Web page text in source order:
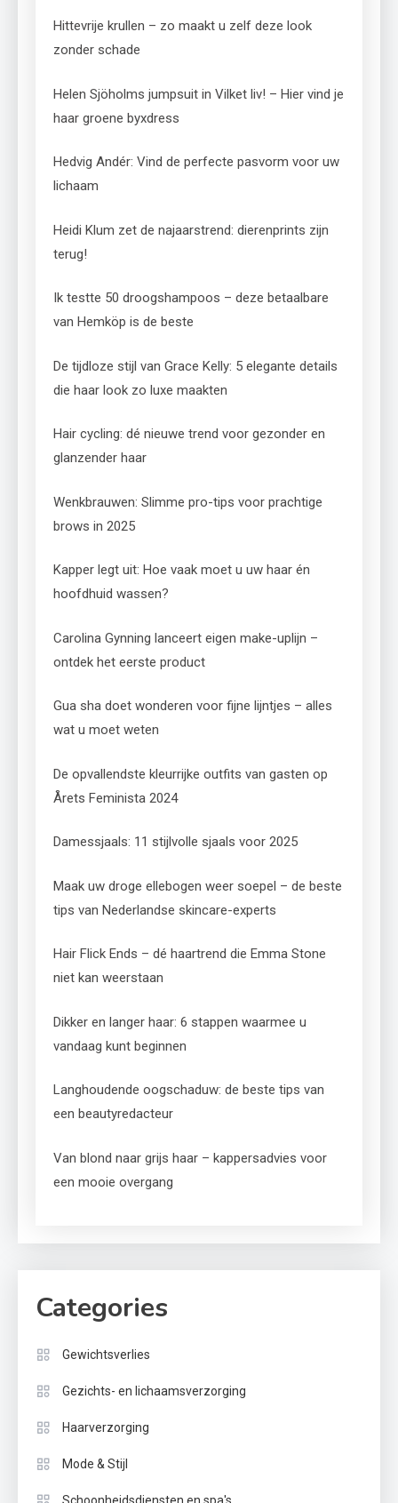
Hittevrije krullen – zo maakt u zelf deze look
zonder schade
Helen Sjöholms jumpsuit in Vilket liv! – Hier vind je
haar groene byxdress
Hedvig Andér: Vind de perfecte pasvorm voor uw
lichaam
Heidi Klum zet de najaarstrend: dierenprints zijn
terug!
Ik testte 50 droogshampoos – deze betaalbare
van Hemköp is de beste
De tijdloze stijl van Grace Kelly: 5 elegante details
die haar look zo luxe maakten
Hair cycling: dé nieuwe trend voor gezonder en
glanzender haar
Wenkbrauwen: Slimme pro-tips voor prachtige
brows in 2025
Kapper legt uit: Hoe vaak moet u uw haar én
hoofdhuid wassen?
Carolina Gynning lanceert eigen make-uplijn –
ontdek het eerste product
Gua sha doet wonderen voor fijne lijntjes – alles
wat u moet weten
De opvallendste kleurrijke outfits van gasten op
Årets Feminista 2024
Damessjaals: 11 stijlvolle sjaals voor 2025
Maak uw droge ellebogen weer soepel – de beste
tips van Nederlandse skincare-experts
Hair Flick Ends – dé haartrend die Emma Stone
niet kan weerstaan
Dikker en langer haar: 6 stappen waarmee u
vandaag kunt beginnen
Langhoudende oogschaduw: de beste tips van
een beautyredacteur
Van blond naar grijs haar – kappersadvies voor
een mooie overgang
Categories
Gewichtsverlies
Gezichts- en lichaamsverzorging
Haarverzorging
Mode & Stijl